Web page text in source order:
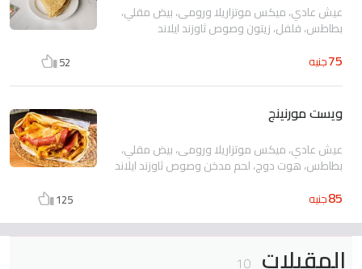
عيش عادي، ميكس موتزاريلا ورومى، بيض مقلي،
بطاطس، فلفل، زيتون وصوص ثاوزند ايلاند
75جنيه 52
ويست مورنينج
عيش عادي، ميكس موتزاريلا ورومى، بيض مقلي،
بطاطس، هوت دوج، لحم مدخن وصوص ثاوزند ايلاند
85جنيه 125
المقبلات 10